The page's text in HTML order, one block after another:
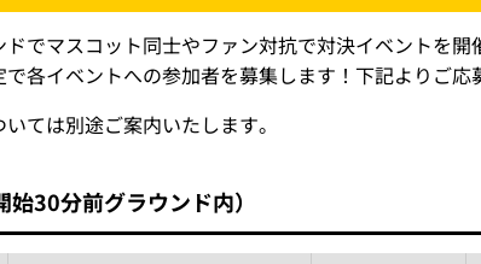
でマスコット同士やファン対抗で対決イベントを
各イベントへの参加者を募集します！下記よりご応
ては別途ご案内いたします。
30分前グラウンド内）